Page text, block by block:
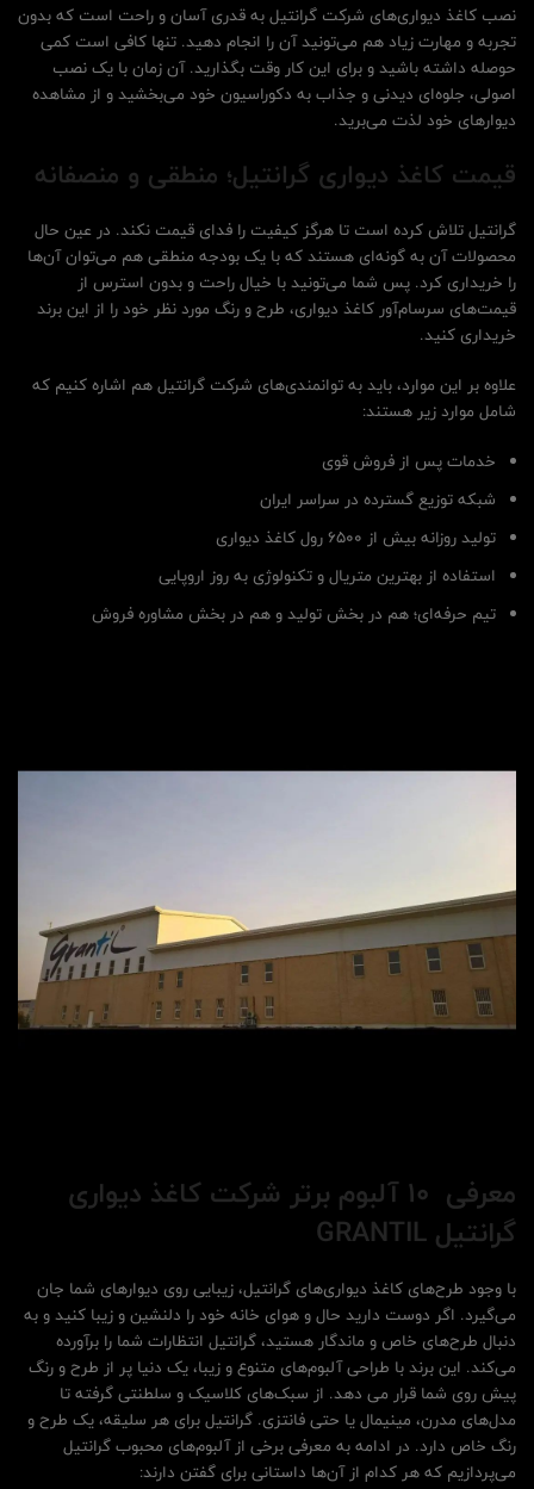
نصب کاغذ دیواری‌های شرکت گرانتیل به قدری آسان و راحت است که بدون
تجربه و مهارت زیاد هم می‌تونید آن را انجام دهید. تنها کافی است کمی
حوصله داشته باشید و برای این کار وقت بگذارید. آن‌ زمان با یک نصب
اصولی، جلوه‌ای دیدنی و جذاب به دکوراسیون خود می‌بخشید و از مشاهده
دیوارهای خود لذت می‌برید.
قیمت کاغذ دیواری گرانتیل؛ منطقی و منصفانه
گرانتیل تلاش کرده است تا هرگز کیفیت را فدای قیمت نکند. در عین حال
محصولات آن به گونه‌ای هستند که با یک بودجه منطقی هم می‌توان آن‌ها
را خریداری کرد. پس شما می‌تونید با خیال راحت و بدون استرس از
قیمت‌های سرسام‌آور کاغذ دیواری، طرح و رنگ مورد نظر خود را از این برند
خریداری کنید.
علاوه بر این موارد، باید به توانمندی‌های شرکت گرانتیل هم اشاره کنیم که
شامل موارد زیر هستند:
خدمات پس از فروش قوی
شبکه توزیع گسترده در سراسر ایران
تولید روزانه بیش از 6500 رول کاغذ دیواری
استفاده از بهترین متریال و تکنولوژی به روز اروپایی
تیم حرفه‌ای؛ هم در بخش تولید و هم در بخش مشاوره فروش
معرفی 10 آلبوم برتر شرکت کاغذ دیواری
گرانتیلGRANTIL
با وجود طرح‌های کاغذ دیواری‌های گرانتیل، زیبایی روی دیوارهای شما جان
می‌گیرد. اگر دوست دارید حال و هوای خانه خود را دلنشین و زیبا کنید و به
دنبال طرح‌های خاص و ماندگار هستید، گرانتیل انتظارات شما را برآورده
می‌کند. این برند با طراحی آلبوم‌های متنوع و زیبا، یک دنیا پر از طرح و رنگ
پیش روی شما قرار می دهد. از سبک‌های کلاسیک و سلطنتی گرفته تا
مدل‌های مدرن، مینیمال یا حتی فانتزی. گرانتیل برای هر سلیقه، یک طرح و
رنگ خاص دارد. در ادامه به معرفی برخی از آلبوم‌های محبوب گرانتیل
می‌پردازیم که هر کدام از آن‌ها داستانی برای گفتن دارند: